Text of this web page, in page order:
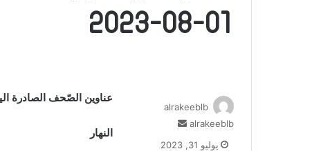
01-08-2023
عناوين الصّحف الصادرة اليوم
النهار
alrakeeblb
alrakeeblb
يوليو 31, 2023